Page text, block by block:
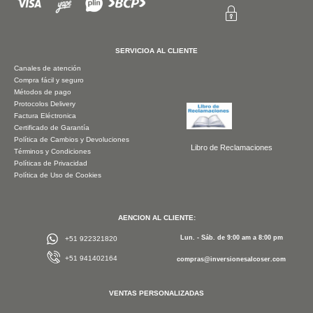
SERVICIOA AL CLIENTE
Canales de atención
Compra fácil y seguro
Métodos de pago
Protocolos Delivery
Factura Eléctronica
Certificado de Garantía
Política de Cambios y Devoluciones
Términos y Condiciones
Políticas de Privacidad
Política de Uso de Cookies
Libro de Reclamaciones
AENCION AL CLIENTE:
+51 922321820
+51 941402164
Lun. - Sáb. de 9:00 am a 8:00 pm
compras@inversionesalcoser.com
VENTAS PERSONALIZADAS